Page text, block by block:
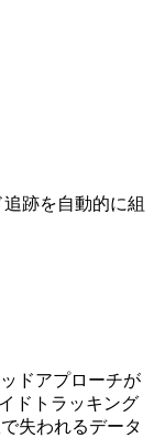
跡を自動的に組
ドアプローチが
ドトラッキング
失われるデータ